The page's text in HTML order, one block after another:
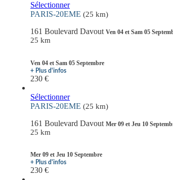
Sélectionner
PARIS-20EME (25 km)
161 Boulevard Davout Ven 04 et Sam 05
25 km
Ven 04 et Sam 05 Septembre
+ Plus d'infos
230 €
Sélectionner
PARIS-20EME (25 km)
161 Boulevard Davout Mer 09 et Jeu 10
25 km
Mer 09 et Jeu 10 Septembre
+ Plus d'infos
230 €